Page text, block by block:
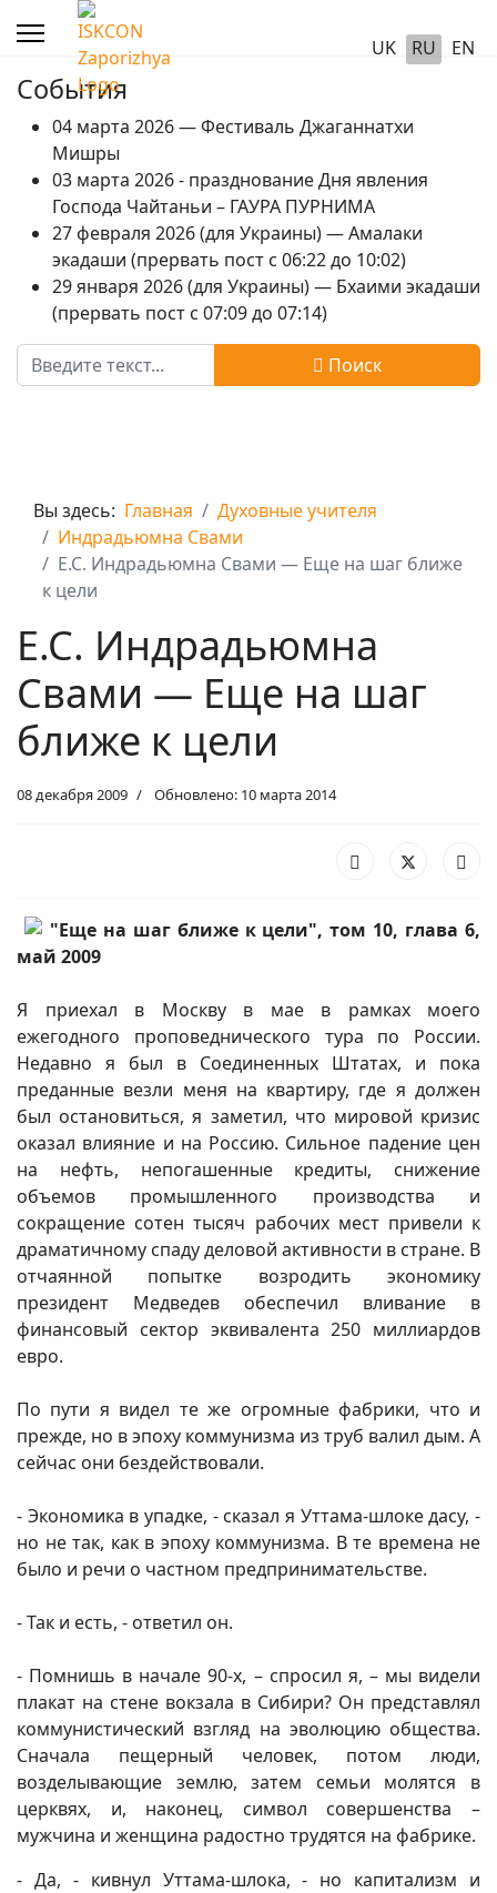
UK RU EN
События
04 марта 2026 — Фестиваль Джаганнатхи
Мишры
03 марта 2026 - празднование Дня явления
Господа Чайтаньи – ГАУРА ПУРНИМА
27 февраля 2026 (для Украины) — Амалаки
экадаши (прервать пост с 06:22 до 10:02)
29 января 2026 (для Украины) — Бхаими экадаши
(прервать пост с 07:09 до 07:14)
Поиск
Поиск
Вы здесь: Главная
Духовные учителя
Индрадьюмна Свами
Е.С. Индрадьюмна Свами — Еще на шаг ближе
к цели
Е.С. Индрадьюмна
Свами — Еще на шаг
ближе к цели
08 декабря 2009 Обновлено: 10 марта 2014
"Еще на шаг ближе к цели", том 10, глава 6,
май 2009
Я приехал в Москву в мае в рамках моего
ежегодного проповеднического тура по России.
Недавно я был в Соединенных Штатах, и пока
преданные везли меня на квартиру, где я должен
был остановиться, я заметил, что мировой кризис
оказал влияние и на Россию. Сильное падение цен
на нефть, непогашенные кредиты, снижение
объемов промышленного производства и
сокращение сотен тысяч рабочих мест привели к
драматичному спаду деловой активности в стране. В
отчаянной попытке возродить экономику
президент Медведев обеспечил вливание в
финансовый сектор эквивалента 250 миллиардов
евро.
По пути я видел те же огромные фабрики, что и
прежде, но в эпоху коммунизма из труб валил дым. А
сейчас они бездействовали.
- Экономика в упадке, - сказал я Уттама-шлоке дасу, -
но не так, как в эпоху коммунизма. В те времена не
было и речи о частном предпринимательстве.
- Так и есть, - ответил он.
- Помнишь в начале 90-х, – спросил я, – мы видели
плакат на стене вокзала в Сибири? Он представлял
коммунистический взгляд на эволюцию общества.
Сначала пещерный человек, потом люди,
возделывающие землю, затем семьи молятся в
церквях, и, наконец, символ совершенства –
мужчина и женщина радостно трудятся на фабрике.
- Да, - кивнул Уттама-шлока, - но капитализм и